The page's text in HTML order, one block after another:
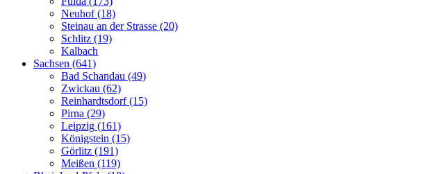
Neuhof (18)
Steinau an der Strasse (20)
Schlitz (19)
Kalbach
Sachsen (641)
Bad Schandau (49)
Zwickau (62)
Reinhardtsdorf (15)
Pirna (29)
Leipzig (161)
Königstein (15)
Görlitz (191)
Meißen (119)